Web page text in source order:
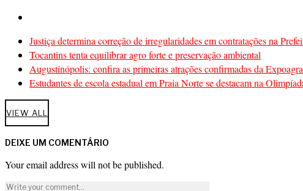
Justiça determina correção de irregularidades em contratações na
Tocantins tenta equilibrar agro forte e preservação ambiental
Augustinópolis: confira as primeiras atrações confirmadas da
Estudantes de escola estadual em Praia Norte se destacam na
VIEW ALL
DEIXE UM COMENTÁRIO
Your email address will not be published.